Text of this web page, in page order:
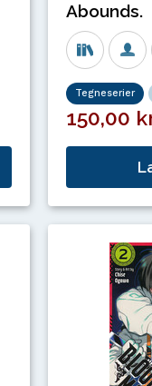
Abounds.
Tegneserier
150,00